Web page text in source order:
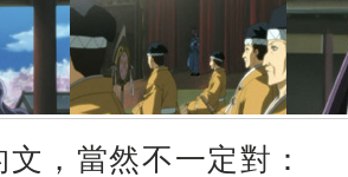
，當然不一定對：